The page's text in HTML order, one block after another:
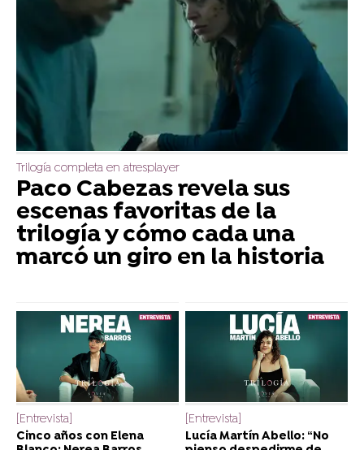
Trilogía completa en atresplayer
Paco Cabezas revela sus
escenas favoritas de la
trilogía y cómo cada una
marcó un giro en la historia
[Entrevista]
Cinco años con Elena
[Entrevista]
Lucía Martín Abello: “No